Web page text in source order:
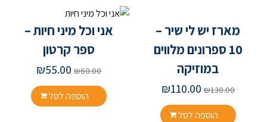
מארז יש לי שיר –
10 ספרונים מלווים
במוזיקה
₪130.00
₪110.00
הוספה לסל
אני וכל מיני חיות –
ספר קרטון
₪60.00
₪55.00
הוספה לסל